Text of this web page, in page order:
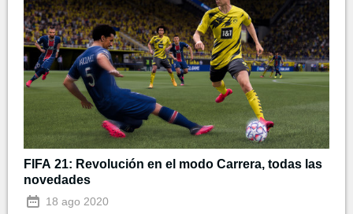
FIFA 21: Revolución en el modo Carrera, todas las
novedades
18 ago 2020